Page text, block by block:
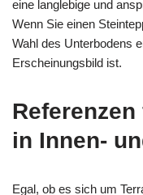
eine langlebige und
Wenn Sie einen
Wahl des Unterbodens
Erscheinungsbild ist.
in Innen-
Egal, ob es sich um